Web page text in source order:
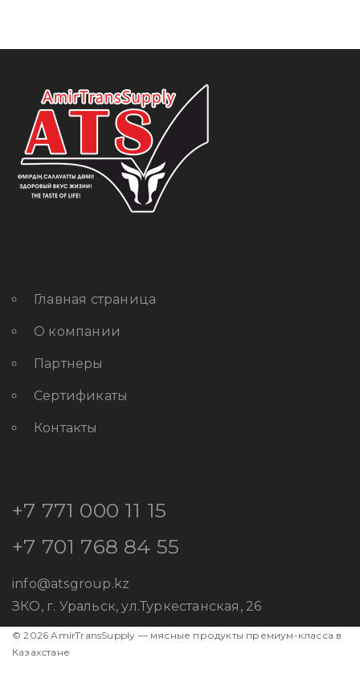
Главная страница
О компании
Партнеры
Сертификаты
Контакты
+7 771 000 11 15
+7 701 768 84 55
info@atsgroup.kz
ЗКО, г. Уральск, ул.Туркестанская, 26
© 2026 AmirTransSupply — мясные продукты премиум-класса в
Казахстане